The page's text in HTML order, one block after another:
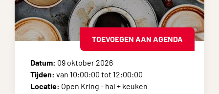
TOEVOEGEN AAN AGENDA
Datum: 09 oktober 2026
Tijden: van 10:00:00 tot 12:00:00
Locatie: Open Kring - hal + keuken